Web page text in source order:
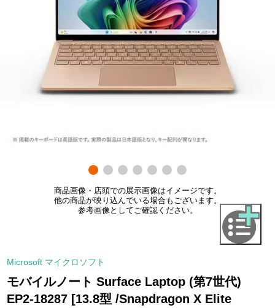
商品画像・店頭での展示画像はイメージです。
他の商品が映り込んでいる場合もございます。
参考画像としてご確認ください。
Microsoft マイクロソフト
モバイルノート Surface Laptop (第7世代)
EP2-18287 [13.8型 /Snapdragon X Elite